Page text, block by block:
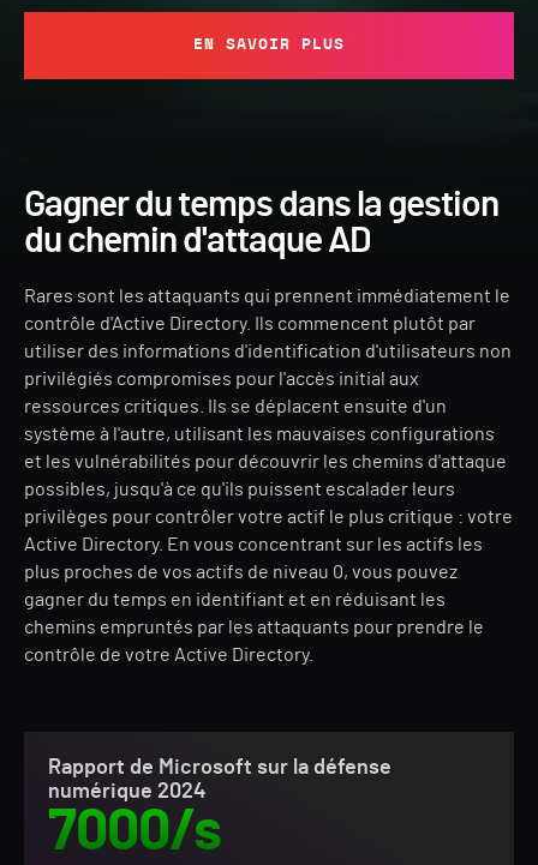
EN SAVOIR PLUS
Gagner du temps dans la gestion
du chemin d'attaque AD
Rares sont les attaquants qui prennent immédiatement le
contrôle d'Active Directory. Ils commencent plutôt par
utiliser des informations d'identification d'utilisateurs non
privilégiés compromises pour l'accès initial aux
ressources critiques. Ils se déplacent ensuite d'un
système à l'autre, utilisant les mauvaises configurations
et les vulnérabilités pour découvrir les chemins d'attaque
possibles, jusqu'à ce qu'ils puissent escalader leurs
privilèges pour contrôler votre actif le plus critique : votre
Active Directory. En vous concentrant sur les actifs les
plus proches de vos actifs de niveau 0, vous pouvez
gagner du temps en identifiant et en réduisant les
chemins empruntés par les attaquants pour prendre le
contrôle de votre Active Directory.
Rapport de Microsoft sur la défense
numérique 2024
7000/s